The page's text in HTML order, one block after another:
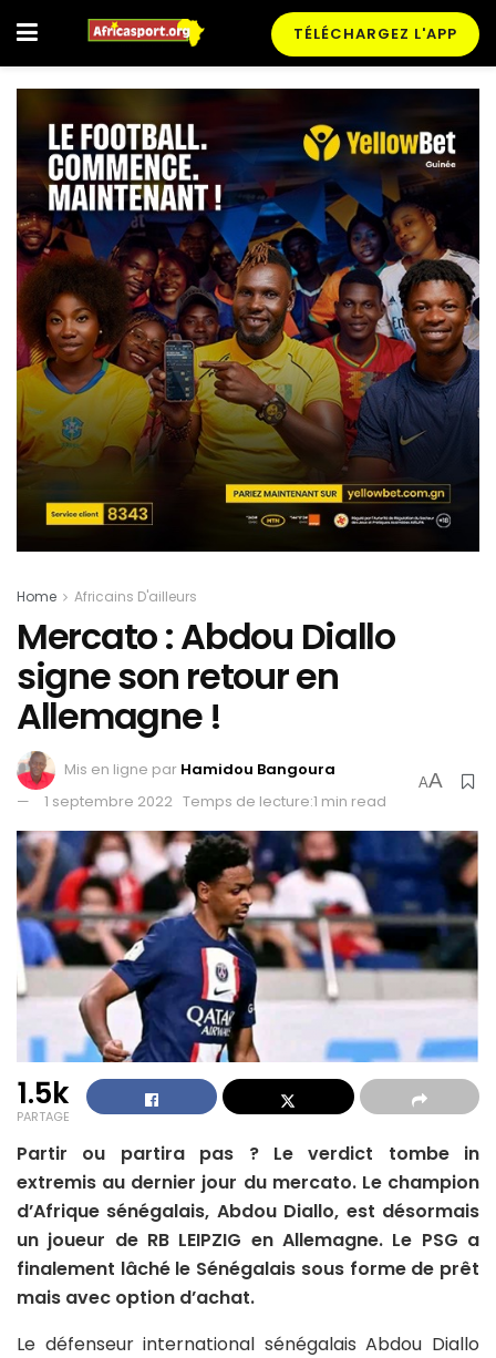
TÉLÉCHARGEZ L'APP
Home Africains D'ailleurs
Mercato : Abdou Diallo
signe son retour en
Allemagne !
Mis en ligne par Hamidou Bangoura
1 septembre 2022 Temps de lecture:1 min read
AA
1.5k
PARTAGE
Partir ou partira pas ? Le verdict tombe in
extremis au dernier jour du mercato. Le champion
d’Afrique sénégalais, Abdou Diallo, est désormais
un joueur de RB LEIPZIG en Allemagne. Le PSG a
finalement lâché le Sénégalais sous forme de prêt
mais avec option d’achat.
Le défenseur international sénégalais Abdou Diallo